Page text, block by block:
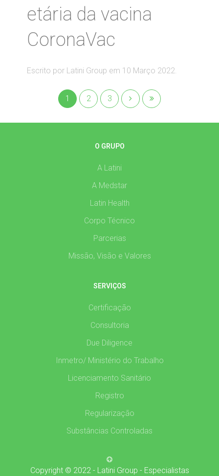
etária da vacina
CoronaVac
Escrito por Latini Group em 10 Março 2022.
1 2 3
O GRUPO
A Latini
A Medstar
Latin Health
Corpo Técnico
Parcerias
Missão, Visão e Valores
SERVIÇOS
Certificação
Consultoria
Due Diligence
Inmetro/ Ministério do Trabalho
Licenciamento Sanitário
Registro
Regularização
Substâncias Controladas
Copyright © 2022 - Latini Group - Especialistas